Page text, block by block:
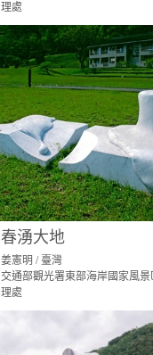
理處
春湧大地
姜憲明 / 臺灣
交通部觀光署東部海岸國家風景
理處